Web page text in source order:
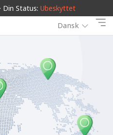
Din Status: Ubeskyttet
Dansk